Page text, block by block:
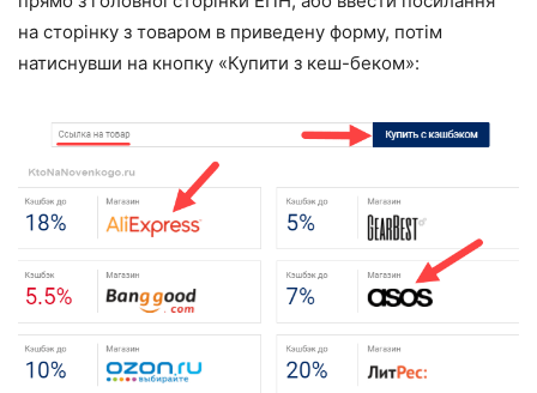
на сторінку з товаром в приведену форму, потім
натиснувши на кнопку «Купити з кеш-беком»: